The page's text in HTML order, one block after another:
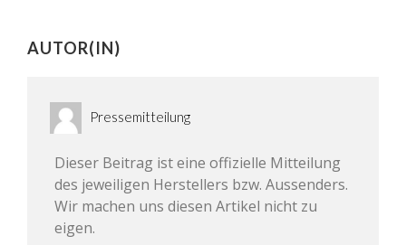
AUTOR(IN)
Pressemitteilung
Dieser Beitrag ist eine offizielle Mitteilung
des jeweiligen Herstellers bzw. Aussenders.
Wir machen uns diesen Artikel nicht zu
eigen.